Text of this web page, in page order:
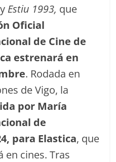
y Estiu 1993, que
Oficial
de Cine de
estrenará en
. Rodada en
de Vigo, la
por María
de
para Elastica, que
cines. Tras